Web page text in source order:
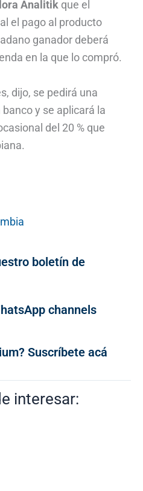
Analitik que el
el pago al producto
ganador deberá
en la que lo compró.
dijo, se pedirá una
y se aplicará la
del 20 % que
boletín de
channels
Suscríbete acá
interesar: